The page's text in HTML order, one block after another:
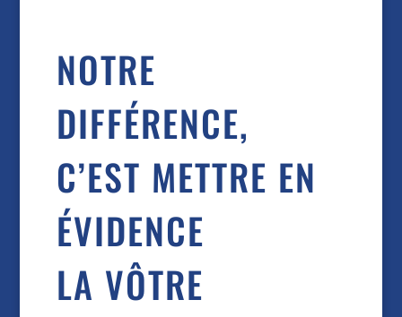
NOTRE
DIFFÉRENCE,
C’EST METTRE EN
ÉVIDENCE
LA VÔTRE